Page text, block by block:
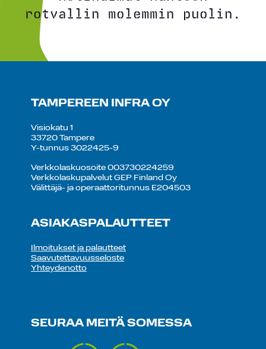
rotvallin molemmin puolin.
TAMPEREEN INFRA OY
Visiokatu 1
33720 Tampere
Y-tunnus 3022425-9
Verkkolaskuosoite 003730224259
Verkkolaskupalvelut GEP Finland Oy
Välittäjä- ja operaattoritunnus E204503
ASIAKASPALAUTTEET
Ilmoitukset ja palautteet
Saavutettavuusseloste
Yhteydenotto
SEURAA MEITÄ SOMESSA